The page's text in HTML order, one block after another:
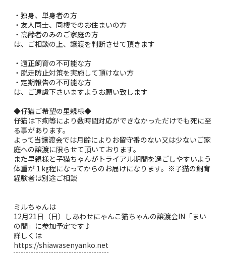
・独身、単身者の方
・友人同士、同棲でのお住まいの方
・高齢者のみのご家庭の方
は、ご相談の上、譲渡を判断させて頂きます
・適正飼育の不可能な方
・脱走防止対策を実施して頂けない方
・定期報告の不可能な方
は、ご遠慮下さいますようお願い致します
◆仔猫ご希望の里親様◆
仔猫は下痢等により数時間対応ができなかっただけでも死に至
る事があります。
よって当譲渡会では月齢によりお留守番のない又は少ないご家
庭への譲渡に限らせて頂いております。
また里親様と子猫ちゃんがトライアル期間を過ごしやすいよう
体重が１㎏程になってからのお届けになります。※子猫の飼育
経験者は別途ご相談
ミルちゃんは
12月21日（日）しあわせにゃんこ猫ちゃんの譲渡会IN「まい
の間」に参加予定です♪
詳しくは
https://shiawasenyanko.net